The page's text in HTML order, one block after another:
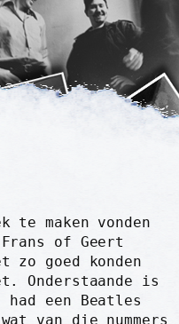
te maken vonden
of Geert
goed konden
Onderstaande is
een Beatles
van die nummers